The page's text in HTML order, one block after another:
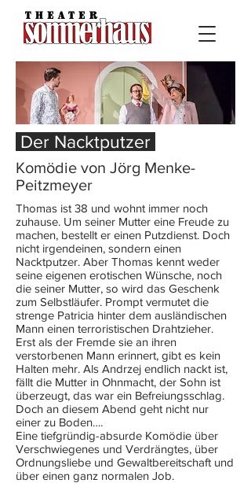
Der Nacktputzer
Komödie von Jörg Menke-
Peitzmeyer
Thomas ist 38 und wohnt immer noch
zuhause. Um seiner Mutter eine Freude zu
machen, bestellt er einen Putzdienst. Doch
nicht irgendeinen, sondern einen
Nacktputzer. Aber Thomas kennt weder
seine eigenen erotischen Wünsche, noch
die seiner Mutter, so wird das Geschenk
zum Selbstläufer. Prompt vermutet die
strenge Patricia hinter dem ausländischen
Mann einen terroristischen Drahtzieher.
Erst als der Fremde sie an ihren
verstorbenen Mann erinnert, gibt es kein
Halten mehr. Als Andrzej endlich nackt ist,
fällt die Mutter in Ohnmacht, der Sohn ist
überzeugt, das war ein Befreiungsschlag.
Doch an diesem Abend geht nicht nur
einer zu Boden….
Eine tiefgründig-absurde Komödie über
Verschwiegenes und Verdrängtes, über
Ordnungsliebe und Gewaltbereitschaft und
über einen ganz normalen Job.